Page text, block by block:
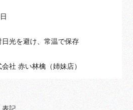
日光を避け、常温で保存
社 赤い林檎（姉妹店）